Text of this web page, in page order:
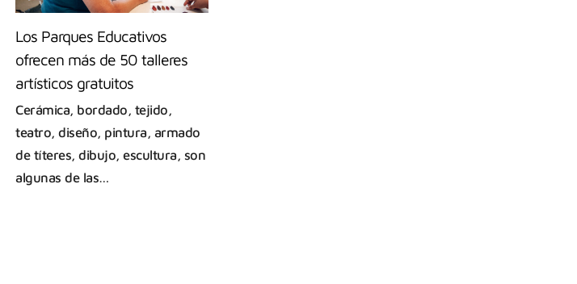
Los Parques Educativos
ofrecen más de 50 talleres
artísticos gratuitos
Cerámica, bordado, tejido,
teatro, diseño, pintura, armado
de títeres, dibujo, escultura, son
algunas de las…